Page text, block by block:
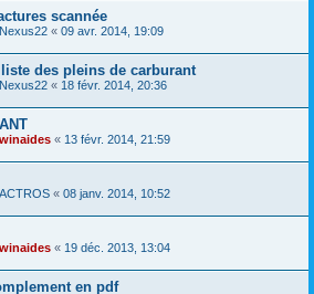
scannée
Nexus22 « 09 avr. 2014, 19:09
des pleins de carburant
Nexus22 « 18 févr. 2014, 20:36
winaides « 13 févr. 2014, 21:59
ACTROS « 08 janv. 2014, 10:52
winaides « 19 déc. 2013, 13:04
en pdf